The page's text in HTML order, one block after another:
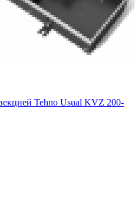
Tehno Usual KVZ 200-